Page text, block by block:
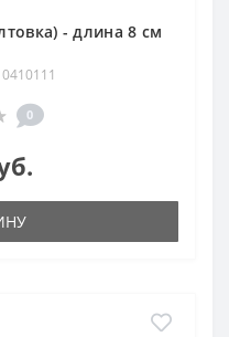
- длина 8 см
0